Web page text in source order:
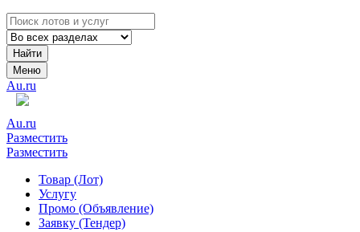
Найти
Меню
Au.ru
Au.ru
Разместить
Разместить
Товар (Лот)
Услугу
Промо (Объявление)
Заявку (Тендер)